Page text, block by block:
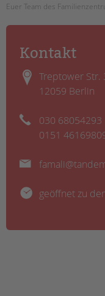
Euer Team des
Kontakt
Treptower Str.
12059 Berlin
030 68054293
0151
geöffnet zu